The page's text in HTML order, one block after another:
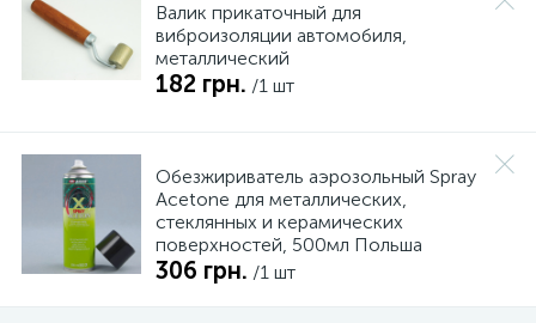
Валик прикаточный для
виброизоляции автомобиля,
металлический
182 грн. /1 шт
Обезжириватель аэрозольный Spray
Acetone для металлических,
стеклянных и керамических
поверхностей, 500мл Польша
306 грн. /1 шт